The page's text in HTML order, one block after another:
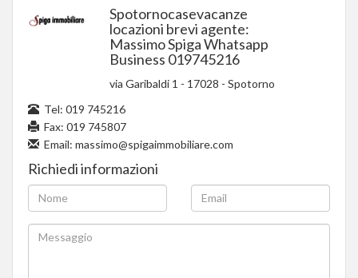
Spotornocasevacanze
locazioni brevi agente:
Massimo Spiga Whatsapp
Business 019745216
via Garibaldi 1 - 17028 - Spotorno
Tel: 019 745216
Fax: 019 745807
Email: massimo@spigaimmobiliare.com
Richiedi informazioni